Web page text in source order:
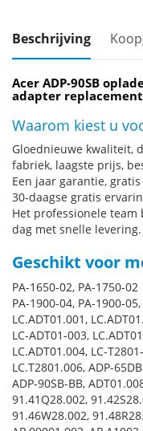
Beschrijving
Acer ADP-90SB
adapter replacement
Waarom kiest u
Gloednieuwe kwaliteit,
fabriek, laagste prijs,
Een jaar garantie,
30-daagse gratis
Het professionele
dag met snelle levering.
Geschikt voor
PA-1650-02, PA-1750-02
PA-1900-04, PA-1900-
LC.ADT01.001,
LC-ADT01-003,
LC.ADT01.004, LC-
LC.T2801.006, ADP-65DB
ADP-90SB-BB,
91.41Q28.002,
91.46W28.002,